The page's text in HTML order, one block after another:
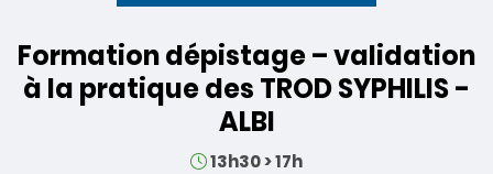
Formation dépistage – validation
à la pratique des TROD SYPHILIS -
ALBI
Horaires
13h30>17h